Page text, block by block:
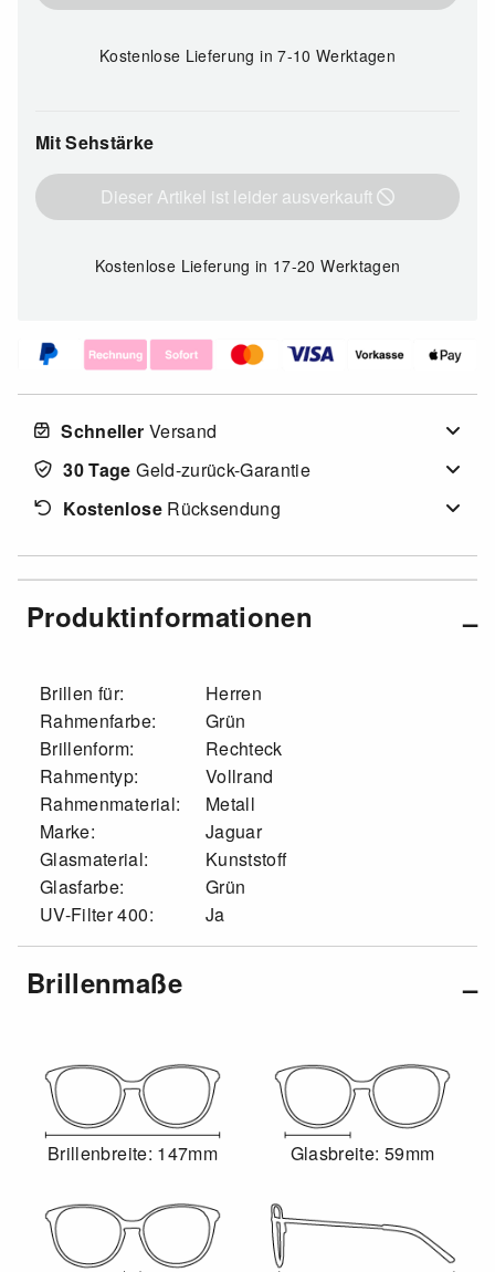
Kostenlose Lieferungin 7-10 Werktagen
Mit Sehstärke
Dieser Artikel ist leider ausverkauft
Kostenlose Lieferungin 17-20 Werktagen
Schneller Versand
30 Tage Geld-zurück-Garantie
KostenloseRücksendung
Produktinformationen
Brillen für:
Herren
Rahmenfarbe:
Grün
Brillenform:
Rechteck
Rahmentyp:
Vollrand
Rahmenmaterial:
Metall
Marke:
Jaguar
Glasmaterial:
Kunststoff
Glasfarbe:
Grün
UV-Filter 400:
Ja
Brillenmaße
Brillenbreite: 147mm Glasbreite: 59mm